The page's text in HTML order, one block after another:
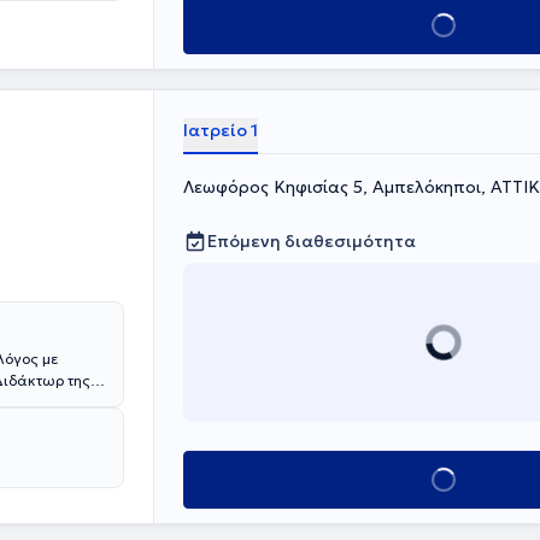
ο γιατρός
αδένες
Κλείσε ραντεβού
με
της
έως και
Ιατρείο 1
Λεωφόρος Κηφισίας 5, Αμπελόκηποι,
Επόμενη διαθεσιμότητα
Κλείσε ραντεβού